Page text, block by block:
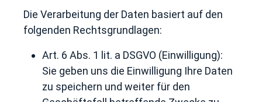
Die Verarbeitung der Daten basiert auf den
folgenden Rechtsgrundlagen:
Art. 6 Abs. 1 lit. a DSGVO (Einwilligung):
Sie geben uns die Einwilligung Ihre Daten
zu speichern und weiter für den